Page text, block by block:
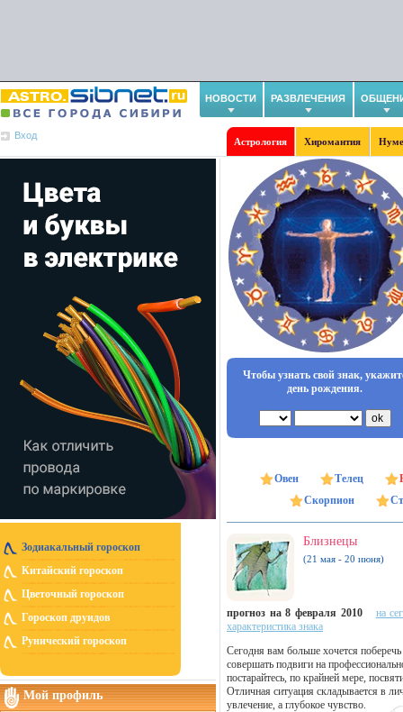
НОВОСТИ РАЗВЛЕЧЕНИЯ
Вход
Астрология Хиромантия
Зодиакальный гороскоп
Китайский гороскоп
Цветочный гороскоп
Гороскоп друидов
Рунический гороскоп
Мой профиль
Чтобы узнать свой знак,
день рождения.
Овен Телец
Скорпион
Близнецы
(21 мая - 20 июня)
прогноз на 8 февраля 2010
на
характеристика знака
Сегодня вам больше хочется
совершать подвиги на
постарайтесь, по крайней мере,
Отличная ситуация складывается в
увлечение, а глубокое чувство.